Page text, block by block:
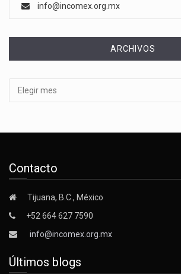
info@incomex.org.mx
ARCHIVOS
Contacto
Tijuana, B.C., México
+52 664 627 7590
info@incomex.org.mx
Últimos blogs